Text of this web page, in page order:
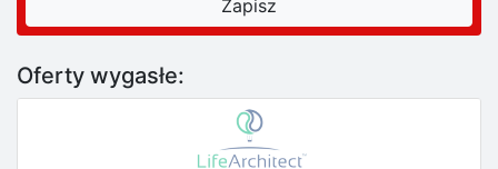
Oferty wygasłe: